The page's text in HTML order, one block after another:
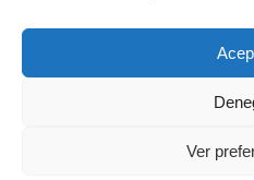
Ver
Política de cookies (UE)